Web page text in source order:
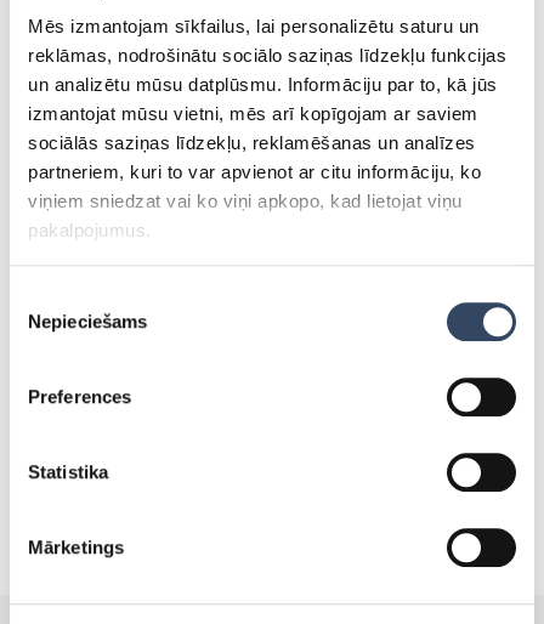
Mēs izmantojam sīkfailus, lai personalizētu saturu un
reklāmas, nodrošinātu sociālo saziņas līdzekļu funkcijas
un analizētu mūsu datplūsmu. Informāciju par to, kā jūs
izmantojat mūsu vietni, mēs arī kopīgojam ar saviem
sociālās saziņas līdzekļu, reklamēšanas un analīzes
partneriem, kuri to var apvienot ar citu informāciju, ko
viņiem sniedzat vai ko viņi apkopo, kad lietojat viņu
pakalpojumus.
izvēle
Nepieciešams
Preferences
Statistika
Mārketings
JANISD
Dalies
TIKT IZMANTOTAS ZEMĀS